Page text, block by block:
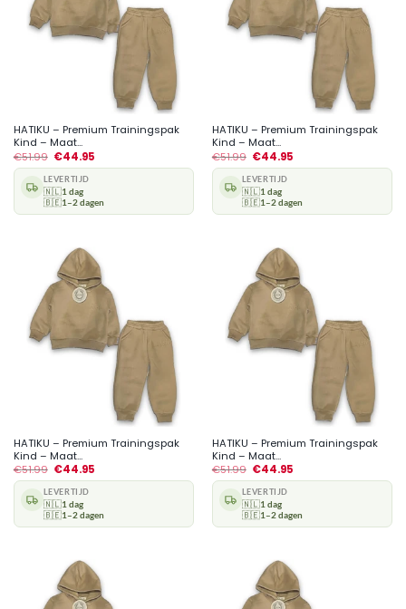
HATIKU – Premium Trainingspak
Kind – Maat...
€51.99 €44.95
LEVERTIJD
🇳🇱1 dag
🇧🇪1–2 dagen
HATIKU – Premium Trainingspak
Kind – Maat...
€51.99 €44.95
LEVERTIJD
🇳🇱1 dag
🇧🇪1–2 dagen
HATIKU – Premium Trainingspak
Kind – Maat...
€51.99 €44.95
LEVERTIJD
🇳🇱1 dag
🇧🇪1–2 dagen
HATIKU – Premium Trainingspak
Kind – Maat...
€51.99 €44.95
LEVERTIJD
🇳🇱1 dag
🇧🇪1–2 dagen